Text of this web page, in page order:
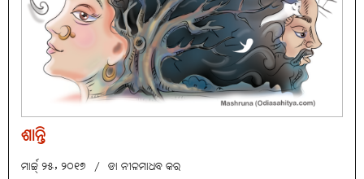
ଶାନ୍ତି
ମାର୍ଚ୍ଚ୍ ୨୫, ୨୦୧୭ / ଡା ନୀଳମାଧବ କର